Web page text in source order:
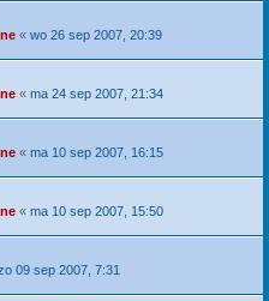
« wo 26 sep 2007, 20:39
« ma 24 sep 2007, 21:34
« ma 10 sep 2007, 16:15
« ma 10 sep 2007, 15:50
09 sep 2007, 7:31